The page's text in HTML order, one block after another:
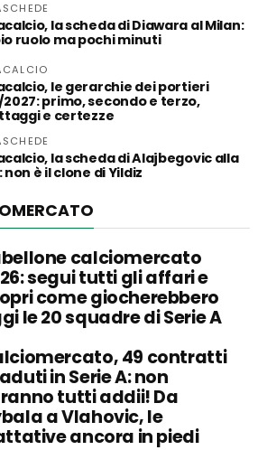
la scheda di Diawara al Milan:
ruolo ma pochi minuti
le gerarchie dei portieri
2027: primo, secondo e terzo,
e certezze
la scheda di Alajbegovic alla
non è il clone di Yildiz
calciomercato
segui tutti gli affari e
come giocherebbero
le 20 squadre di Serie A
49 contratti
in Serie A: non
tutti addii! Da
a Vlahovic, le
ancora in piedi